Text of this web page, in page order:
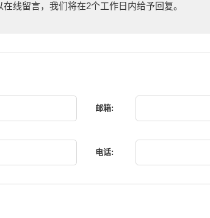
线留言，我们将在2个工作日内给予回复。
邮箱:
电话: